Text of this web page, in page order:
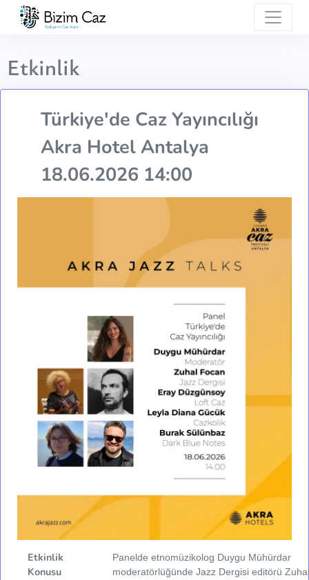
Etkinlik
Türkiye'de Caz Yayıncılığı
Akra Hotel Antalya
18.06.2026 14:00
Etkinlik
Konusu
Panelde etnomüzikolog Duygu Mühürdar
moderatörlüğünde Jazz Dergisi editörü